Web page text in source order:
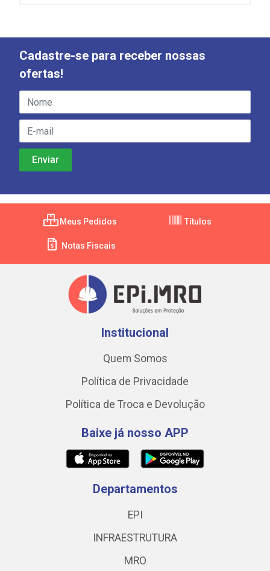
Cadastre-se para receber nossas
ofertas!
Meus Pedidos Títulos
Notas Fiscais
Institucional
Quem Somos
Política de Privacidade
Política de Troca e Devolução
Baixe já nosso APP
Departamentos
EPI
INFRAESTRUTURA
MRO